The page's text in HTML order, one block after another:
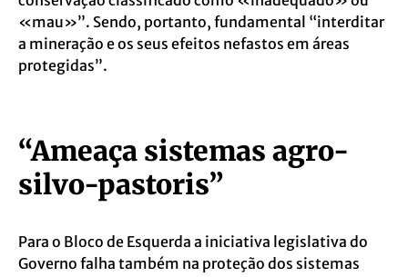
«mau»”. Sendo, portanto, fundamental “interditar
a mineração e os seus efeitos nefastos em áreas
protegidas”.
“Ameaça sistemas agro-
silvo-pastoris”
Para o Bloco de Esquerda a iniciativa legislativa do
Governo falha também na proteção dos sistemas